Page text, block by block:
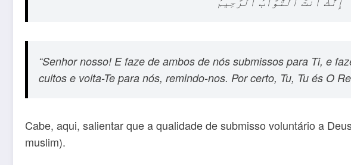
“Senhor nosso! E faze de ambos de nós submissos para Ti, e
cultos e volta-Te para nós, remindo-nos. Por certo, Tu, Tu és O
Cabe, aqui, salientar que a qualidade de submisso voluntário a
muslim).